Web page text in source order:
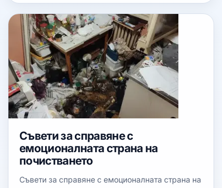
Съвети за справяне с
емоционалната страна на
почистването
Съвети за справяне с емоционалната страна на